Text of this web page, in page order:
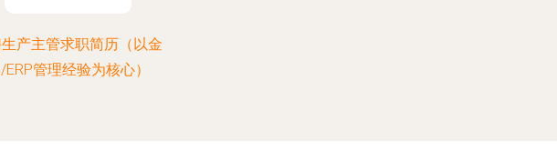
产主管求职简历（以金
ERP管理经验为核心）